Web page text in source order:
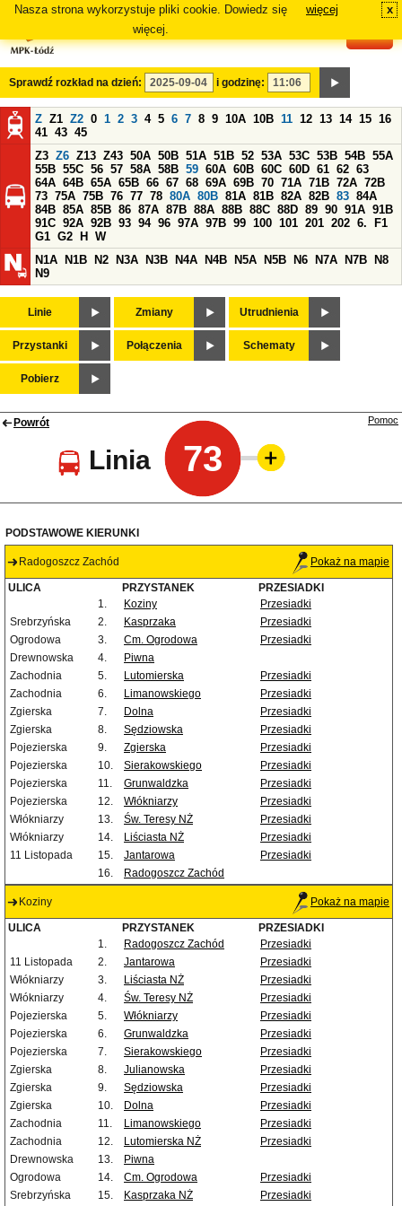
Nasza strona wykorzystuje pliki cookie. Dowiedz się
więcej.
więcej x
Sprawdź rozkład na dzień: i godzinę:
Z Z1 Z2 0 1 2 3 4 5 6 7 8 9 10A 10B 11 12 13 14 15 16
41 43 45
Z3 Z6 Z13 Z43 50A 50B 51A 51B 52 53A 53C 53B 54B 55A
55B 55C 56 57 58A 58B 59 60A 60B 60C 60D 61 62 63
64A 64B 65A 65B 66 67 68 69A 69B 70 71A 71B 72A 72B
73 75A 75B 76 77 78 80A 80B 81A 81B 82A 82B 83 84A
84B 85A 85B 86 87A 87B 88A 88B 88C 88D 89 90 91A 91B
91C 92A 92B 93 94 96 97A 97B 99 100 101 201 202 6.
F1
G1 G2 H
W
N1A
N1B N2 N3A N3B N4A N4B N5A N5B N6 N7A N7B
N8
N9
Linie Zmiany Utrudnienia
Przystanki Połączenia Schematy
Pobierz
Powrót
Linia 73
Pomoc
PODSTAWOWE KIERUNKI
Radogoszcz Zachód Pokaż na mapie
ULICA PRZYSTANEK
PRZESIADKI
1.
Koziny
Przesiadki
Srebrzyńska
2. Kasprzaka
Przesiadki
Ogrodowa
3. Cm. Ogrodowa
Przesiadki
Drewnowska
4.
Piwna
Zachodnia
5. Lutomierska
Przesiadki
Zachodnia
6. Limanowskiego
Przesiadki
Zgierska
7. Dolna
Przesiadki
Zgierska
8. Sędziowska
Przesiadki
Pojezierska
9. Zgierska
Przesiadki
Pojezierska
10. Sierakowskiego
Przesiadki
Pojezierska
11. Grunwaldzka
Przesiadki
Pojezierska
12. Włókniarzy
Przesiadki
Włókniarzy
13. Św. Teresy NŻ
Przesiadki
Włókniarzy
14. Liściasta NŻ
Przesiadki
11 Listopada
15. Jantarowa
Przesiadki
16.
Radogoszcz Zachód
Koziny Pokaż na mapie
ULICA PRZYSTANEK
PRZESIADKI
1.
Radogoszcz Zachód
Przesiadki
11 Listopada
2. Jantarowa
Przesiadki
Włókniarzy
3. Liściasta NŻ
Przesiadki
Włókniarzy
4. Św. Teresy NŻ
Przesiadki
Pojezierska
5. Włókniarzy
Przesiadki
Pojezierska
6. Grunwaldzka
Przesiadki
Pojezierska
7. Sierakowskiego
Przesiadki
Zgierska
8. Julianowska
Przesiadki
Zgierska
9. Sędziowska
Przesiadki
Zgierska
10. Dolna
Przesiadki
Zachodnia
11. Limanowskiego
Przesiadki
Zachodnia
12. Lutomierska NŻ
Przesiadki
Drewnowska
13.
Piwna
Ogrodowa
14. Cm. Ogrodowa
Przesiadki
Srebrzyńska
15. Kasprzaka NŻ Przesiadki